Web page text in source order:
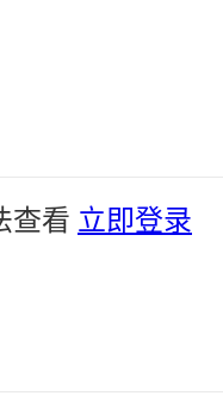
查看 立即登录